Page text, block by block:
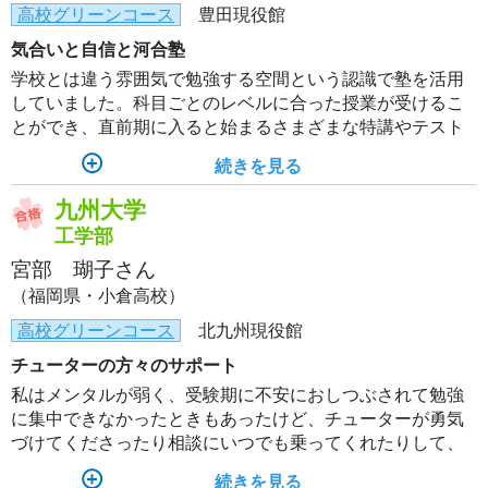
高校グリーンコース
豊田現役館
気合いと自信と河合塾
学校とは違う雰囲気で勉強する空間という認識で塾を活用
していました。科目ごとのレベルに合った授業が受けるこ
とができ、直前期に入ると始まるさまざまな特講やテスト
を受けて復習するのがかなり自信につながりました。最終
的には気合いだと思います。続きを見る
九州大学
工学部
宮部 瑚子さん
（福岡県・小倉高校）
高校グリーンコース
北九州現役館
チューターの方々のサポート
私はメンタルが弱く、受験期に不安におしつぶされて勉強
に集中できなかったときもあったけど、チューターが勇気
づけてくださったり相談にいつでも乗ってくれたりして、
辛かったことも乗り越えられました。
続きを見る